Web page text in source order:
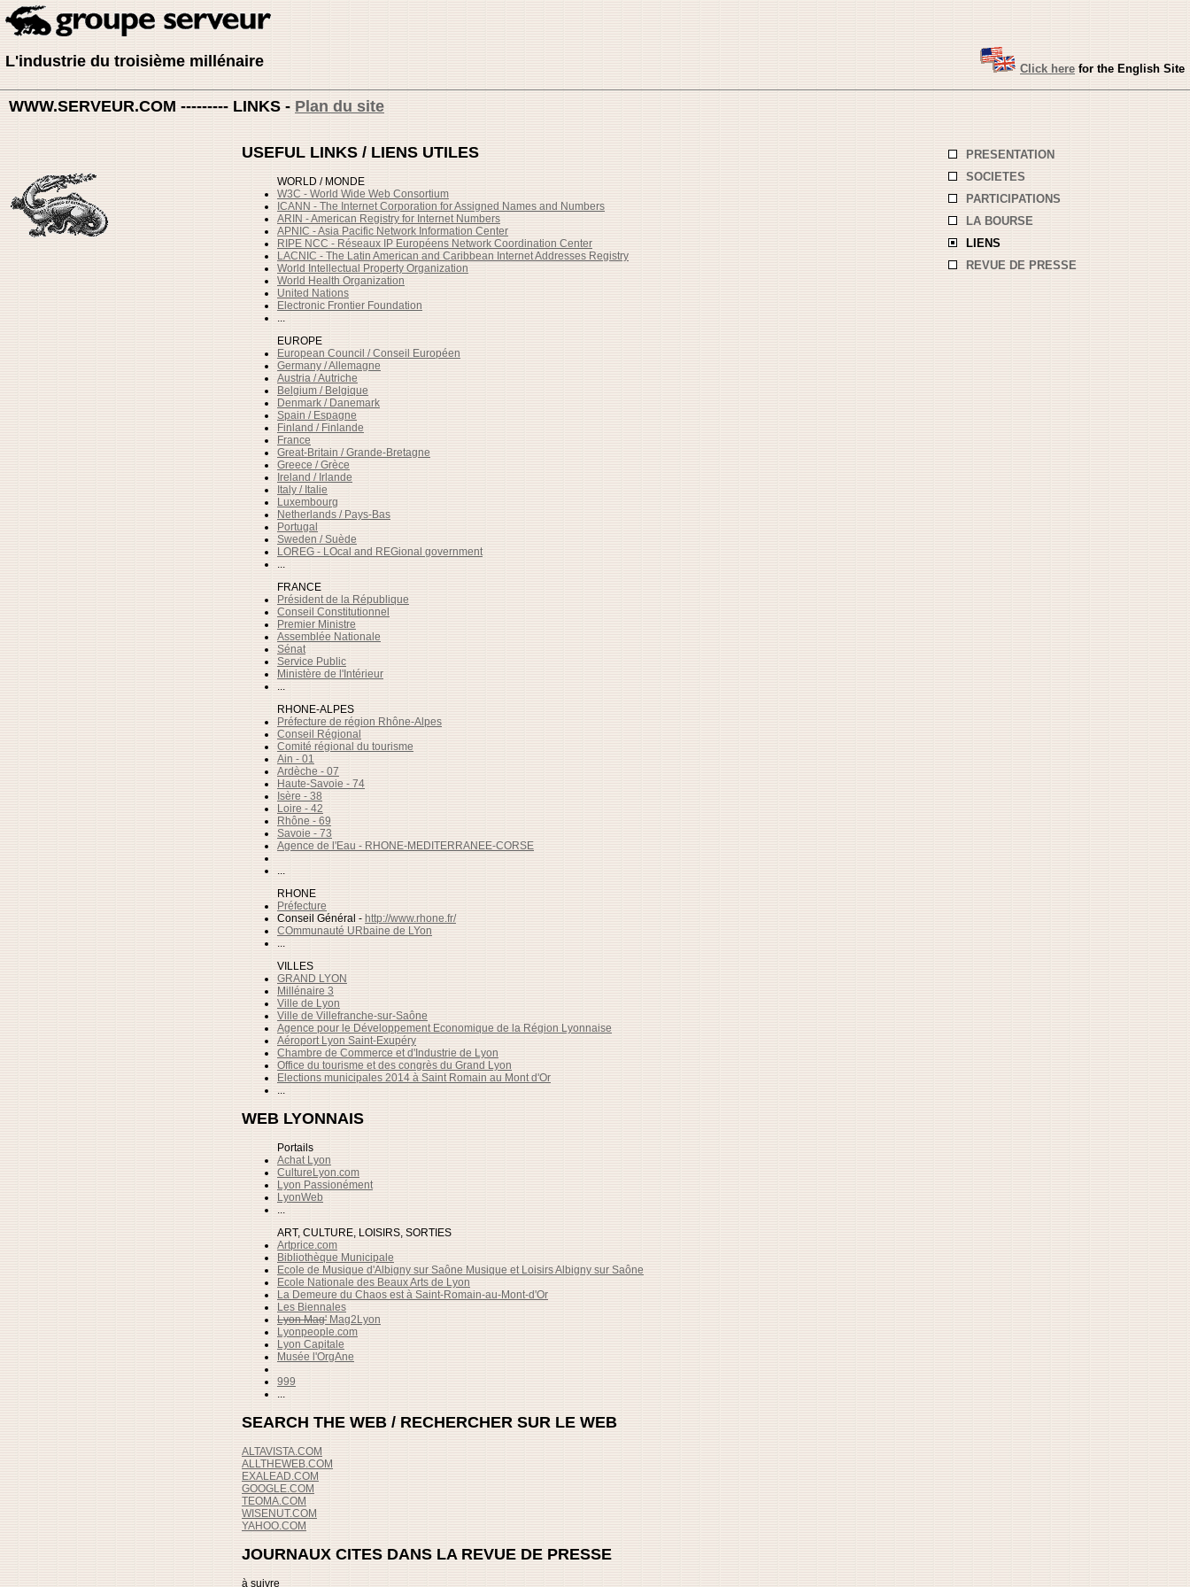
L'industrie du troisième millénaire Click here for the English Site
WWW.SERVEUR.COM --------- LINKS - Plan du site
USEFUL LINKS / LIENS UTILES
WORLD / MONDE
W3C - World Wide Web Consortium
ICANN - The Internet Corporation for Assigned Names and Numbers
ARIN - American Registry for Internet Numbers
APNIC - Asia Pacific Network Information Center
RIPE NCC - Réseaux IP Européens Network Coordination Center
LACNIC - The Latin American and Caribbean Internet Addresses Registry
World Intellectual Property Organization
World Health Organization
United Nations
Electronic Frontier Foundation
...
EUROPE
European Council / Conseil Européen
Germany / Allemagne
Austria / Autriche
Belgium / Belgique
Denmark / Danemark
Spain / Espagne
Finland / Finlande
France
Great-Britain / Grande-Bretagne
Greece / Grèce
Ireland / Irlande
Italy / Italie
Luxembourg
Netherlands / Pays-Bas
Portugal
Sweden / Suède
LOREG - LOcal and REGional government
...
FRANCE
Président de la République
Conseil Constitutionnel
Premier Ministre
Assemblée Nationale
Sénat
Service Public
Ministère de l'Intérieur
...
RHONE-ALPES
Préfecture de région Rhône-Alpes
Conseil Régional
Comité régional du tourisme
Ain - 01
Ardèche - 07
Haute-Savoie - 74
Isère - 38
Loire - 42
Rhône - 69
Savoie - 73
Agence de l'Eau - RHONE-MEDITERRANEE-CORSE
...
RHONE
Préfecture
Conseil Général - http://www.rhone.fr/
COmmunauté URbaine de LYon
...
VILLES
GRAND LYON
Millénaire 3
Ville de Lyon
Ville de Villefranche-sur-Saône
Agence pour le Développement Economique de la Région Lyonnaise
Aéroport Lyon Saint-Exupéry
Chambre de Commerce et d'Industrie de Lyon
Office du tourisme et des congrès du Grand Lyon
Elections municipales 2014 à Saint Romain au Mont d'Or
...
WEB LYONNAIS
Portails
Achat Lyon
CultureLyon.com
Lyon Passionément
LyonWeb
...
ART, CULTURE, LOISIRS, SORTIES
Artprice.com
Bibliothèque Municipale
Ecole de Musique d'Albigny sur Saône Musique et Loisirs Albigny sur Saône
Ecole Nationale des Beaux Arts de Lyon
La Demeure du Chaos est à Saint-Romain-au-Mont-d'Or
Les Biennales
Lyon Mag' Mag2Lyon
Lyonpeople.com
Lyon Capitale
Musée l'OrgAne
999
...
SEARCH THE WEB / RECHERCHER SUR LE WEB
ALTAVISTA .COM
ALLTHEWEB.COM
EXALEAD.COM
GOOGLE.COM
TEOMA.COM
WISENUT.COM
YAHOO.COM
JOURNAUX CITES DANS LA REVUE DE PRESSE
à suivre
PRESENTATION
SOCIETES
PARTICIPATIONS
LA BOURSE
LIENS
REVUE DE PRESSE